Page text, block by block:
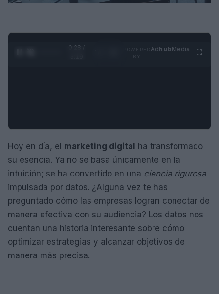
0:29 /
AdhubMedia
Hoy en día, el marketing digital ha transformado
su esencia. Ya no se basa únicamente en la
intuición; se ha convertido en una ciencia rigurosa
impulsada por datos. ¿Alguna vez te has
preguntado cómo las empresas logran conectar de
manera efectiva con su audiencia? Los datos nos
cuentan una historia interesante sobre cómo
optimizar estrategias y alcanzar objetivos de
manera más precisa.